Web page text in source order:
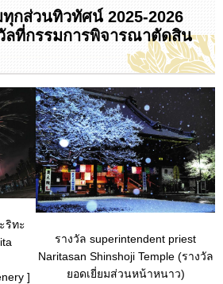
ทุกส่วนทิวทัศน์ 2025-2026
ลที่กรรมการพิจารณาตัดสิน
ริทะ
]
รางวัล superintendent priest
Naritasan Shinshoji Temple (รางวัล
ยอดเยี่ยมส่วนหน้าหนาว)